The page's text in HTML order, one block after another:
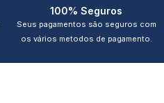
100% Seguros
Seus pagamentos são seguros com
os vários metodos de pagamento.